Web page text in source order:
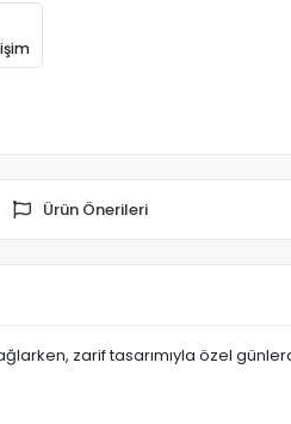
Ürün Önerileri
zarif tasarımıyla özel